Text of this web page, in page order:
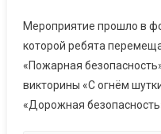
Мероприятие прошло в
которой ребята
«Пожарная
викторины «С огнём
«Дорожная